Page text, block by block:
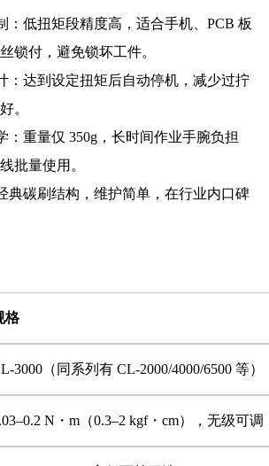
：低扭矩段精度高，适合手机、PCB 板
锁付，避免锁坏工件。
：达到设定扭矩后自动停机，减少过拧
。
：重量仅 350g，长时间作业手腕负担
批量使用。
典碳刷结构，维护简单，在行业内口碑
格
3000（同系列有 CL-2000/4000/6500 等）
N・m（0.3–2 kgf・cm），无级可调